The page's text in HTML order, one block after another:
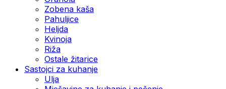
Zobena kaša
Pahuljice
Heljda
Kvinoja
Riža
Ostale žitarice
Sastojci za kuhanje
Ulja